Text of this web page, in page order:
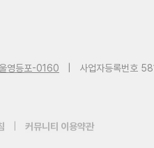
영등포-0160 사업자등록번호
커뮤니티 이용약관